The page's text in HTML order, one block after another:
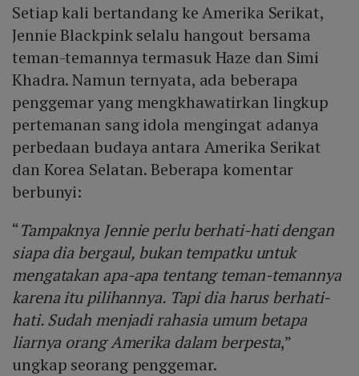
Setiap kali bertandang ke Amerika Serikat,
Jennie Blackpink selalu hangout bersama
teman-temannya termasuk Haze dan Simi
Khadra. Namun ternyata, ada beberapa
penggemar yang mengkhawatirkan lingkup
pertemanan sang idola mengingat adanya
perbedaan budaya antara Amerika Serikat
dan Korea Selatan. Beberapa komentar
berbunyi:
“Tampaknya Jennie perlu berhati-hati dengan
siapa dia bergaul, bukan tempatku untuk
mengatakan apa-apa tentang teman-temannya
karena itu pilihannya. Tapi dia harus berhati-
hati. Sudah menjadi rahasia umum betapa
liarnya orang Amerika dalam berpesta,”
ungkap seorang penggemar.